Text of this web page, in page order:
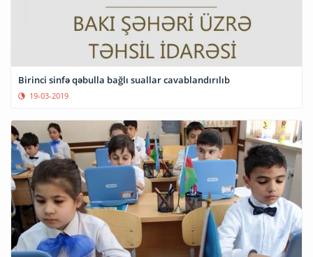
Birinci sinfə qəbulla bağlı suallar cavablandırılıb
19-03-2019